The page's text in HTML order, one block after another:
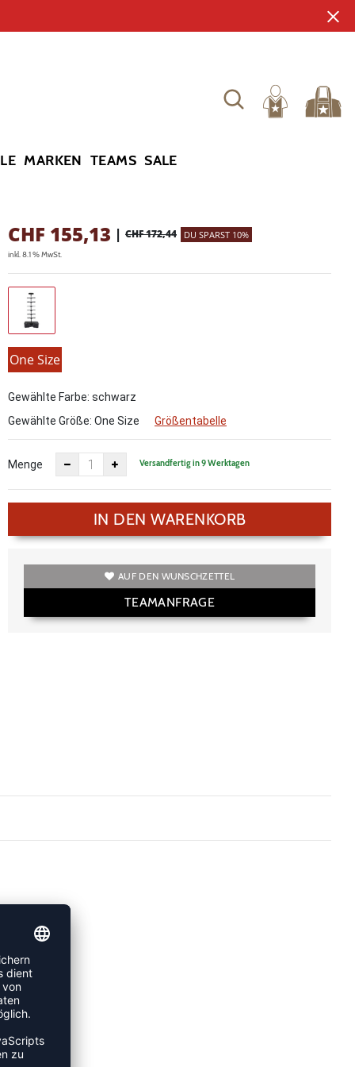
MARKEN TEAMS SALE
CHF 155,13 | CHF 172,44 DU SPARST 10%
inkl. 8.1 % MwSt.
One Size
Gewählte Farbe: schwarz
Gewählte Größe: One Size Größentabelle
Menge Versandfertig in 9 Werktagen
IN DEN WARENKORB
AUF DEN WUNSCHZETTEL
TEAMANFRAGE